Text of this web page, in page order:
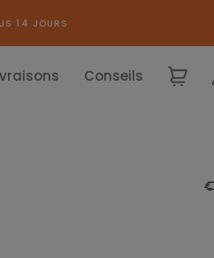
14 JOURS
Conseils